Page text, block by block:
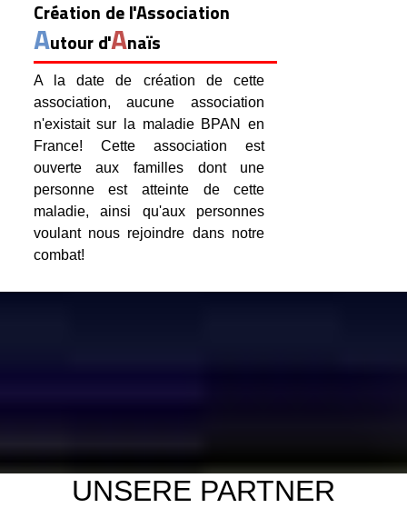
Création de l'Association
Autour d'Anaïs
A la date de création de cette
association, aucune association
n'existait sur la maladie BPAN en
France! Cette association est
ouverte aux familles dont une
personne est atteinte de cette
maladie, ainsi qu'aux personnes
voulant nous rejoindre dans notre
combat!
UNSERE PARTNER